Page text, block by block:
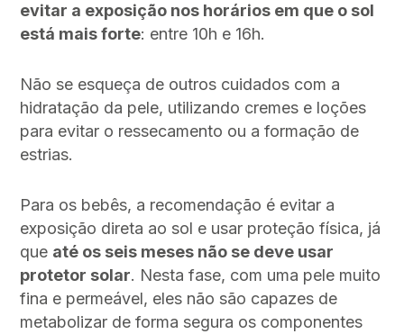
evitar a exposição nos horários em que o sol
está mais forte: entre 10h e 16h.
Não se esqueça de outros cuidados com a
hidratação da pele, utilizando cremes e loções
para evitar o ressecamento ou a formação de
estrias.
Para os bebês, a recomendação é evitar a
exposição direta ao sol e usar proteção física, já
que até os seis meses não se deve usar
protetor solar. Nesta fase, com uma pele muito
fina e permeável, eles não são capazes de
metabolizar de forma segura os componentes